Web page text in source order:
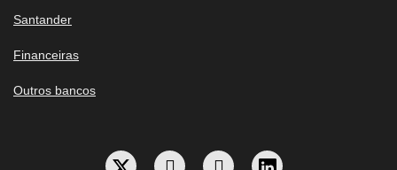
Santander
Financeiras
Outros bancos